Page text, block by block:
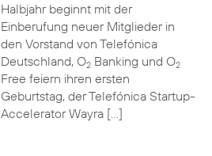
Halbjahr beginnt mit der
Einberufung neuer Mitglieder in
den Vorstand von Telefónica
Deutschland, O2Banking und O2
Free feiern ihren ersten
Geburtstag, der Telefónica Startup-
Accelerator Wayra […]